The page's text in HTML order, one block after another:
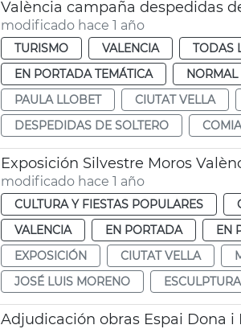
València campaña despedidas
modificado hace 1 año
TURISMO VALENCIA TODAS
EN PORTADA TEMÁTICA
NORMAL
PAULA LLOBET
CIUTAT VELLA
DESPEDIDAS DE SOLTERO
Exposición Silvestre Moros
modificado hace 1 año
CULTURA Y FIESTAS POPULARES
VALENCIA
EN PORTADA EN
EXPOSICIÓN
CIUTAT VELLA
JOSÉ LUIS MORENO
ESCULPTURA
Adjudicación obras Espai Dona i